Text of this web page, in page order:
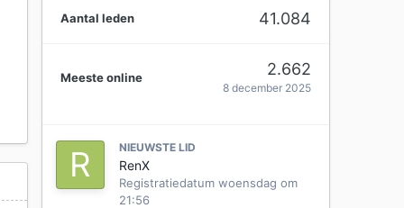
Aantal leden 41.084
Meeste online 2.662
8 december 2025
NIEUWSTE LID
RenX
Registratiedatum woensdag om
21:56